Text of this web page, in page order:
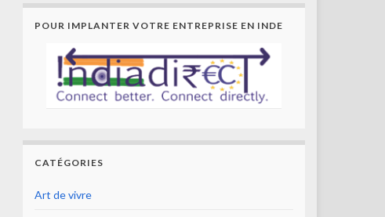
POUR IMPLANTER VOTRE ENTREPRISE EN INDE
CATÉGORIES
Art de vivre